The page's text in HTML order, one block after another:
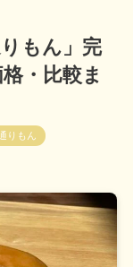
もん」完
・比較ま
りもん